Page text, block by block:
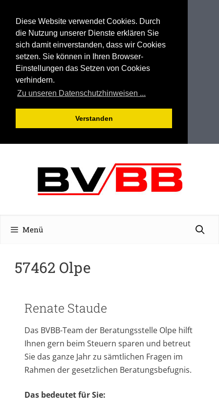
Diese Website verwendet Cookies. Durch
die Nutzung unserer Dienste erklären Sie
sich damit einverstanden, dass wir Cookies
setzen. Sie können in Ihren Browser-
Einstellungen das Setzen von Cookies
verhindern.
Zu unseren Datenschutzhinweisen ...
Verstanden
Menü
57462 Olpe
Renate Staude
Das BVBB-Team der Beratungsstelle Olpe hilft
Ihnen gern beim Steuern sparen und betreut
Sie das ganze Jahr zu sämtlichen Fragen im
Rahmen der gesetzlichen Beratungsbefugnis.
Das bedeutet für Sie: